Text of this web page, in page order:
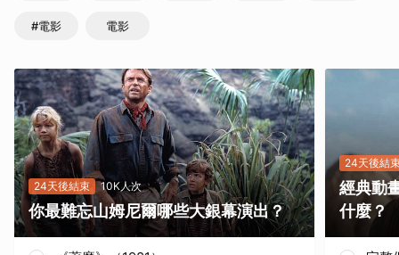
#電影 電影
24天後結束 10K人次
你最難忘山姆尼爾哪些大銀幕演出？
24天後結
經典動
什麼？